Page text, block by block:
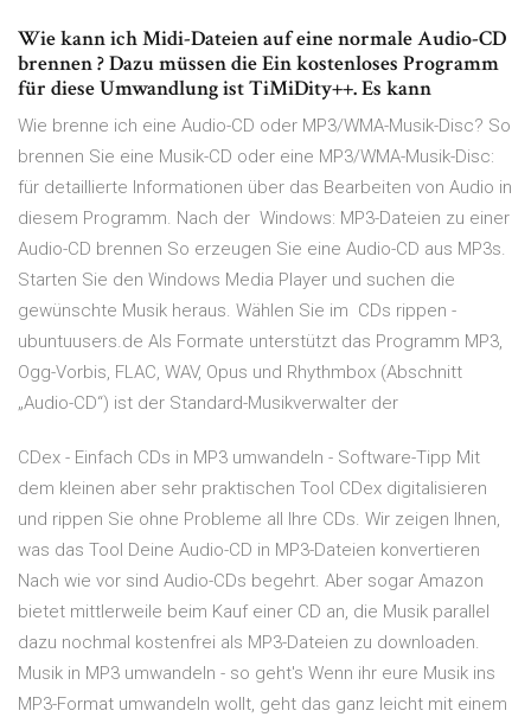
Wie kann ich Midi-Dateien auf eine normale Audio-CD
brennen ? Dazu müssen die Ein kostenloses Programm
für diese Umwandlung ist TiMiDity++. Es kann
Wie brenne ich eine Audio-CD oder MP3/WMA-Musik-Disc? So
brennen Sie eine Musik-CD oder eine MP3/WMA-Musik-Disc:
für detaillierte Informationen über das Bearbeiten von Audio in
diesem Programm. Nach der Windows: MP3-Dateien zu einer
Audio-CD brennen So erzeugen Sie eine Audio-CD aus MP3s.
Starten Sie den Windows Media Player und suchen die
gewünschte Musik heraus. Wählen Sie im CDs rippen -
ubuntuusers.de Als Formate unterstützt das Programm MP3,
Ogg-Vorbis, FLAC, WAV, Opus und Rhythmbox (Abschnitt
„Audio-CD“) ist der Standard-Musikverwalter der
CDex - Einfach CDs in MP3 umwandeln - Software-Tipp Mit
dem kleinen aber sehr praktischen Tool CDex digitalisieren
und rippen Sie ohne Probleme all Ihre CDs. Wir zeigen Ihnen,
was das Tool Deine Audio-CD in MP3-Dateien konvertieren
Nach wie vor sind Audio-CDs begehrt. Aber sogar Amazon
bietet mittlerweile beim Kauf einer CD an, die Musik parallel
dazu nochmal kostenfrei als MP3-Dateien zu downloaden.
Musik in MP3 umwandeln - so geht's Wenn ihr eure Musik ins
MP3-Format umwandeln wollt, geht das ganz leicht mit einem